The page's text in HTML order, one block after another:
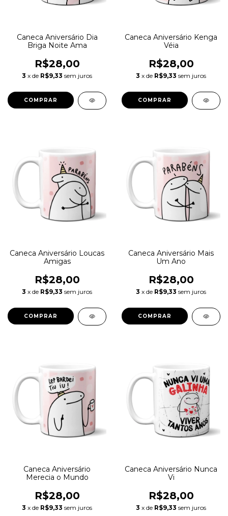
Caneca Aniversário Dia
Briga Noite Ama
R$28,00
3 x de R$9,33 sem juros
Caneca Aniversário Kenga
Véia
R$28,00
3 x de R$9,33 sem juros
Caneca Aniversário Loucas
Amigas
R$28,00
3 x de R$9,33 sem juros
Caneca Aniversário Mais
Um Ano
R$28,00
3 x de R$9,33 sem juros
Caneca Aniversário
Merecia o Mundo
R$28,00
3 x de R$9,33 sem juros
Caneca Aniversário Nunca
Vi
R$28,00
3 x de R$9,33 sem juros